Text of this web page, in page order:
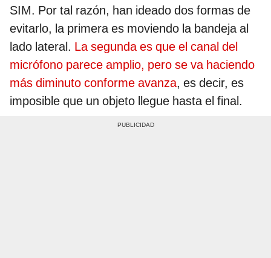
SIM. Por tal razón, han ideado dos formas de
evitarlo, la primera es moviendo la bandeja al
lado lateral. La segunda es que el canal del
micrófono parece amplio, pero se va haciendo
más diminuto conforme avanza, es decir, es
imposible que un objeto llegue hasta el final.